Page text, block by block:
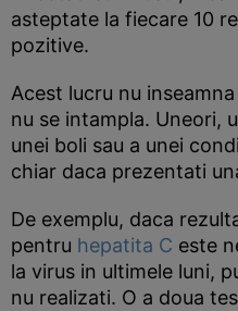
asteptate la fiecare 10
pozitive.
Acest lucru nu
nu se intampla. Uneori,
unei boli sau a unei
chiar daca prezentati
De exemplu, daca
pentru hepatita C este
la virus in ultimele luni,
nu realizati. O a doua